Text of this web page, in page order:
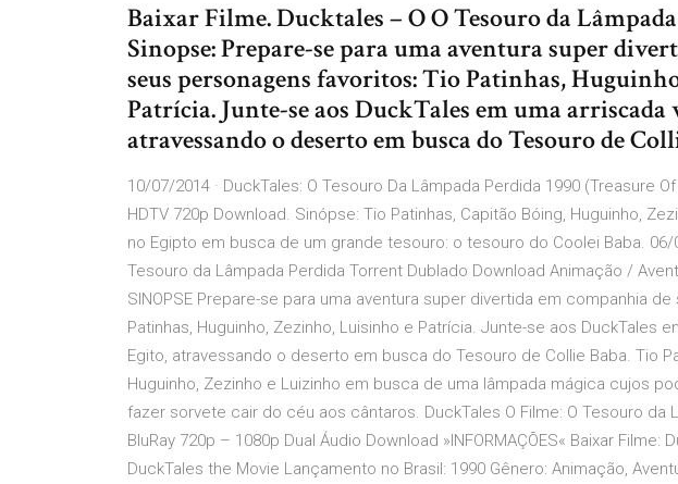
Baixar Filme. Ducktales – O O Tesouro da
Sinopse: Prepare-se para uma aventura super
seus personagens favoritos: Tio Patinhas,
Patrícia. Junte-se aos DuckTales em uma
atravessando o deserto em busca do Tesouro de
10/07/2014 · DuckTales: O Tesouro Da Lâmpada Perdida 1990 (Treasure
HDTV 720p Download. Sinópse: Tio Patinhas, Capitão Bóing, Huguinho,
no Egipto em busca de um grande tesouro: o tesouro do Coolei Baba. 06/
Tesouro da Lâmpada Perdida Torrent Dublado Download Animação /
SINOPSE Prepare-se para uma aventura super divertida em companhia
Patinhas, Huguinho, Zezinho, Luisinho e Patrícia. Junte-se aos DuckTales
Egito, atravessando o deserto em busca do Tesouro de Collie Baba. Tio
Huguinho, Zezinho e Luizinho em busca de uma lâmpada mágica cujos
fazer sorvete cair do céu aos cântaros. DuckTales O Filme: O Tesouro da
BluRay 720p – 1080p Dual Áudio Download »INFORMAÇÕES« Baixar Filme:
DuckTales the Movie Lançamento no Brasil: 1990 Gênero: Animação,